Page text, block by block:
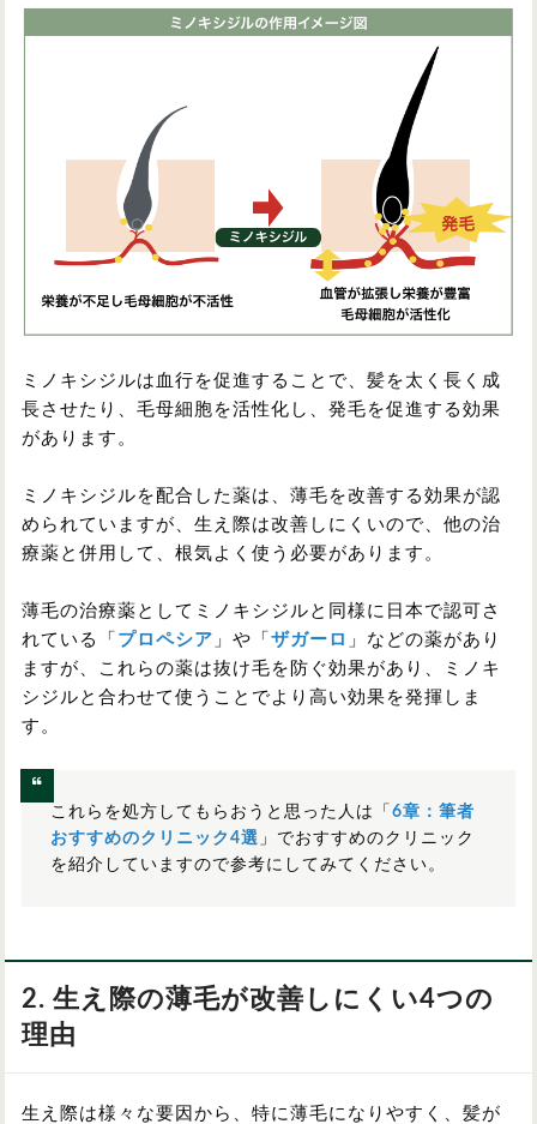
ミノキシジルは血行を促進することで、髪を太く長く成
長させたり、毛母細胞を活性化し、発毛を促進する効果
があります。
ミノキシジルを配合した薬は、薄毛を改善する効果が認
められていますが、生え際は改善しにくいので、他の治
療薬と併用して、根気よく使う必要があります。
薄毛の治療薬としてミノキシジルと同様に日本で認可さ
れている「 プロペシア 」や「 ザガーロ 」などの薬があり
ますが、これらの薬は抜け毛を防ぐ効果があり、ミノキ
シジルと合わせて使うことでより高い効果を発揮しま
す。
これらを処方してもらおうと思った人は「 6章：筆者
おすすめのクリニック4選 」でおすすめのクリニック
を紹介していますので参考にしてみてください。
2. 生え際の薄毛が改善しにくい4つの
理由
生え際は様々な要因から、特に薄毛になりやすく、髪が